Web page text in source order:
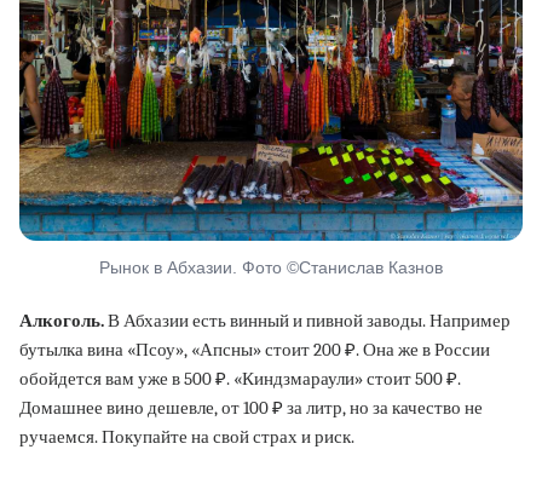
Рынок в Абхазии. Фото ©Станислав Казнов
Алкоголь.В Абхазии есть винный и пивной заводы. Например
бутылка вина «Псоу», «Апсны» стоит 200 ₽. Она же в России
обойдется вам уже в 500 ₽. «Киндзмараули» стоит 500 ₽.
Домашнее вино дешевле, от 100 ₽ за литр, но за качество не
ручаемся. Покупайте на свой страх и риск.